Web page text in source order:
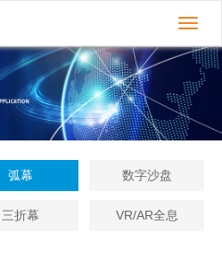
切
换
导
航
弧幕 数字沙盘
三折幕 VR/AR全息